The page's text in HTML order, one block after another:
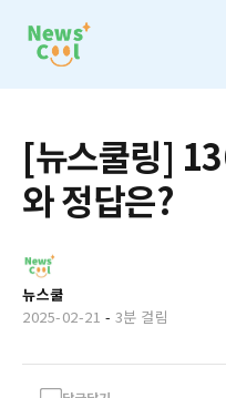
[뉴스쿨링]
와 정답은?
뉴스쿨
2025-02-21 - 3분 걸림